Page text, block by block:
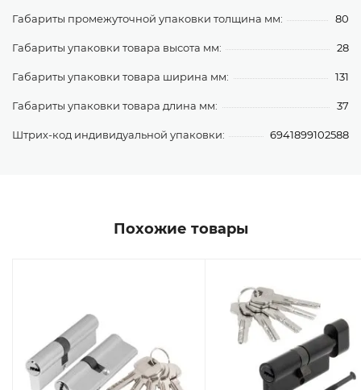
Габариты промежуточной упаковки толщина мм: 80
Габариты упаковки товара высота мм: 28
Габариты упаковки товара ширина мм: 131
Габариты упаковки товара длина мм: 37
Штрих-код индивидуальной упаковки: 6941899102588
Похожие товары